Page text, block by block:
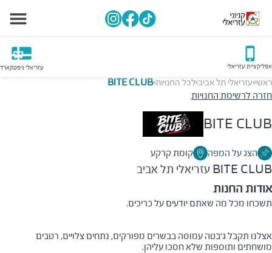
אפליקציית עזריאלי עזריאלי גיפטקארד
ראשי>עזריאלי תל אביב>לכל החנויות>
BITE CLUB
חזרה לרשימת החנויות
BITE CLUB
הצג על המפה קומת קרקע
BITE CLUB עזריאלי תל אביב
אודות החנות
תשכחו מכל מה שאתם יודעים על כריכים.
אצלנו תקבל ג'בטה עמוסה בבשרים מפורקים, נתחים צלויים, רטבים
מושחתים ותוספות שלא חסכו עליהן.